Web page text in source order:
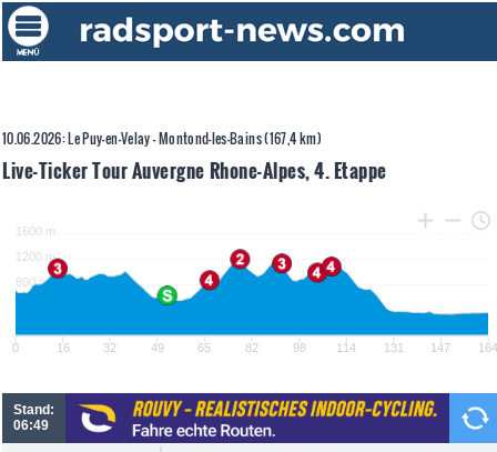
10.06.2026: Le Puy-en-Velay - Montond-les-Bains (167,4 km)
Live-Ticker Tour Auvergne Rhone-Alpes, 4. Etappe
Stand:
06:49